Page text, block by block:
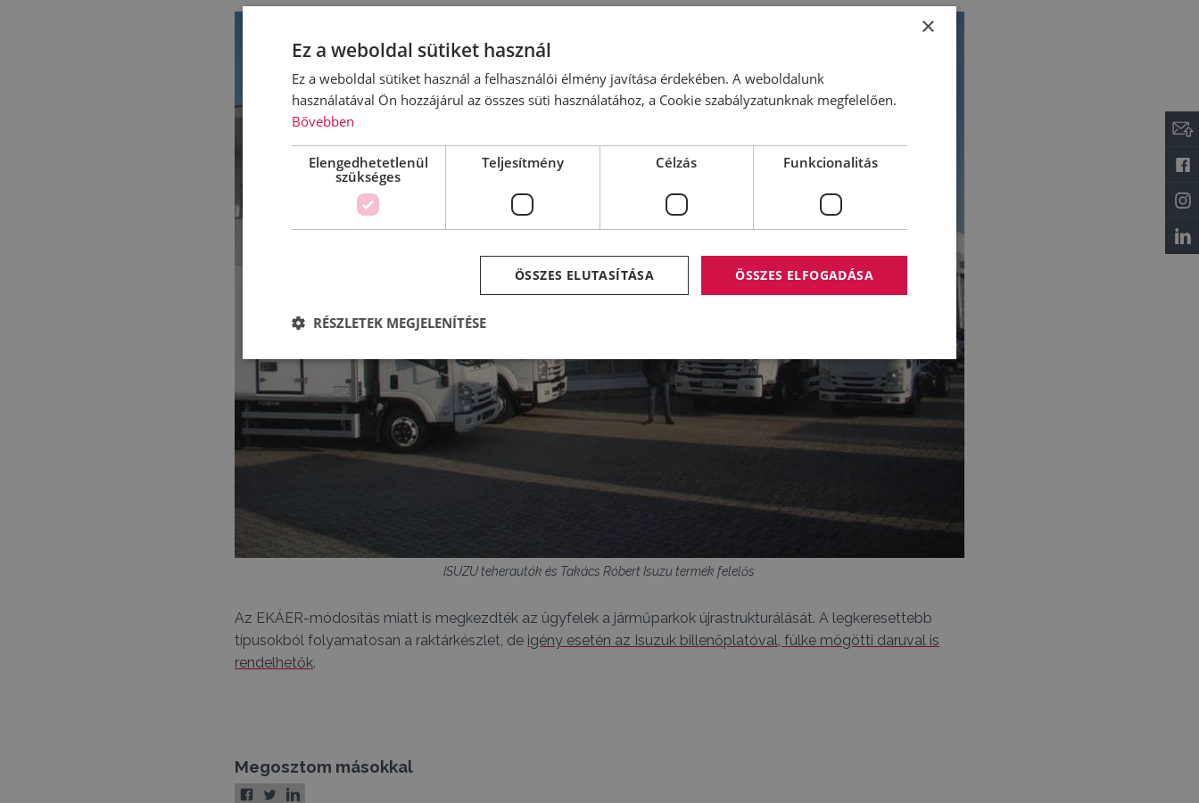
ISUZU teherautók és Takács Róbert Isuzu termék felelős
Az EKÁER-módosítás miatt is megkezdték az ügyfelek a járműparkok újrastrukturálását. A legkeresettebb
típusokból folyamatosan a raktárkészlet, de igény esetén az Isuzuk billenőplatóval, fülke mögötti daruval is
rendelhetők.
Megosztom másokkal
×
Ez a weboldal sütiket használ
Ez a weboldal sütiket használ a felhasználói élmény javítása érdekében. A weboldalunk
használatával Ön hozzájárul az összes süti használatához, a Cookie szabályzatunknak megfelelően.
Bővebben
Elengedhetetlenül
szükséges
Teljesítmény Célzás Funkcionalitás
ÖSSZES ELFOGADÁSA
ÖSSZES ELUTASÍTÁSA
RÉSZLETEK MEGJELENÍTÉSE